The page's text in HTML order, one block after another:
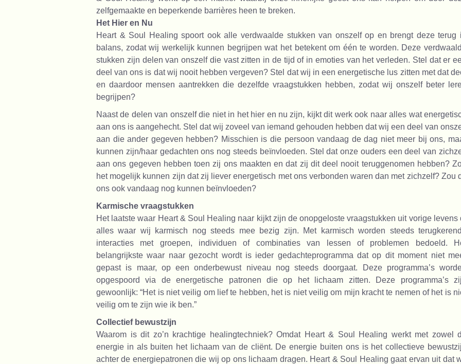
zelfgemaakte en beperkende barrières heen te breken.
Het Hier en Nu
Heart & Soul Healing spoort ook alle verdwaalde stukken van onszelf op en brengt deze terug
balans, zodat wij werkelijk kunnen begrijpen wat het betekent om één te worden. Deze
stukken zijn delen van onszelf die vast zitten in de tijd of in emoties van het verleden. Stel dat er
deel van ons is dat wij nooit hebben vergeven? Stel dat wij in een energetische lus zitten met dat
en daardoor mensen aantrekken die dezelfde vraagstukken hebben, zodat wij onszelf beter
begrijpen?
Naast de delen van onszelf die niet in het hier en nu zijn, kijkt dit werk ook naar alles wat
aan ons is aangehecht. Stel dat wij zoveel van iemand gehouden hebben dat wij een deel van
aan die ander gegeven hebben? Misschien is die persoon vandaag de dag niet meer bij ons,
kunnen zijn/haar gedachten ons nog steeds beïnvloeden. Stel dat onze ouders een deel van
aan ons gegeven hebben toen zij ons maakten en dat zij dit deel nooit teruggenomen hebben?
het mogelijk kunnen zijn dat zij liever energetisch met ons verbonden waren dan met zichzelf? Zou
ons ook vandaag nog kunnen beïnvloeden?
Karmische vraagstukken
Het laatste waar Heart & Soul Healing naar kijkt zijn de onopgeloste vraagstukken uit vorige levens
alles waar wij karmisch nog steeds mee bezig zijn. Met karmisch worden steeds
interacties met groepen, individuen of combinaties van lessen of problemen bedoeld.
belangrijkste waar naar gezocht wordt is ieder gedachteprogramma dat op dit moment niet
gepast is maar, op een onderbewust niveau nog steeds doorgaat. Deze programma’s
opgespoord via de energetische patronen die op het lichaam zitten. Deze programma’s
gewoonlijk: “Het is niet veilig om lief te hebben, het is niet veilig om mijn kracht te nemen of het is
veilig om te zijn wie ik ben.”
Collectief bewustzijn
Waarom is dit zo’n krachtige healingtechniek? Omdat Heart & Soul Healing werkt met zowel
energie in als buiten het lichaam van de cliënt. De energie buiten ons is het collectieve
achter de energiepatronen die wij op ons lichaam dragen. Heart & Soul Healing gaat ervan uit dat